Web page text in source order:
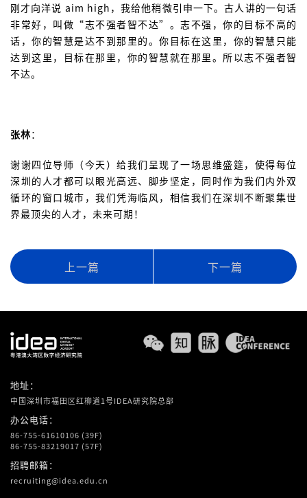
刚才向洋说 aim high，我给他稍微引申一下。古人讲的一句话
非常好，叫做“志不强者智不达”。志不强，你的目标不高的
话，你的智慧是达不到那里的。你目标在这里，你的智慧只能
达到这里，目标在那里，你的智慧就在那里。所以志不强者智
不达。
张林：
谢谢四位导师（今天）给我们呈现了一场思维盛筵，使得每位
深圳的人才都可以眼光高远、脚步坚定，同时作为我们内外双
循环的窗口城市，我们凭海临风，相信我们在深圳不断聚集世
界最顶尖的人才，未来可期！
上一篇 下一篇
地址：
中国深圳市福田区红柳道1号IDEA研究院总部
办公电话：
86-755-61610106 (39F)
86-755-83219017 (57F)
招聘邮箱：
recruiting@idea.edu.cn